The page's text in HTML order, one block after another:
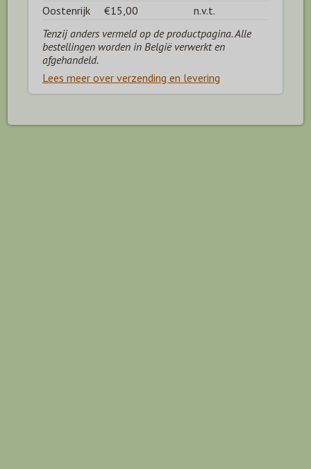
Oostenrijk
€15,00
n.v.t.
Tenzij anders vermeld op de productpagina. Alle
bestellingen worden in België verwerkt en
afgehandeld.
Lees meer over verzending en levering